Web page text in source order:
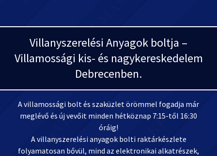
Villanyszerelési Anyagok boltja –
Villamossági kis- és nagykereskedelem
Debrecenben.
A villamossági bolt és szaküzlet örömmel fogadja már
meglévő és új vevőit minden hétköznap 7:15-től 16:30
óráig!
A villanyszerelési anyagok bolti raktárkészlete
folyamatosan bővül, mind az elektronikai alkatrészek,